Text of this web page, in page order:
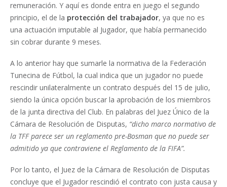
remuneración. Y aquí es donde entra en juego el segundo
principio, el de la protección del trabajador, ya que no es
una actuación imputable al Jugador, que había permanecido
sin cobrar durante 9 meses.
A lo anterior hay que sumarle la normativa de la Federación
Tunecina de Fútbol, la cual indica que un jugador no puede
rescindir unilateralmente un contrato después del 15 de julio,
siendo la única opción buscar la aprobación de los miembros
de la junta directiva del Club. En palabras del Juez Único de la
Cámara de Resolución de Disputas, “dicho marco normativo de
la TFF parece ser un reglamento pre-Bosman que no puede ser
admitido ya que contraviene el Reglamento de la FIFA”.
Por lo tanto, el Juez de la Cámara de Resolución de Disputas
concluye que el Jugador rescindió el contrato con justa causa y